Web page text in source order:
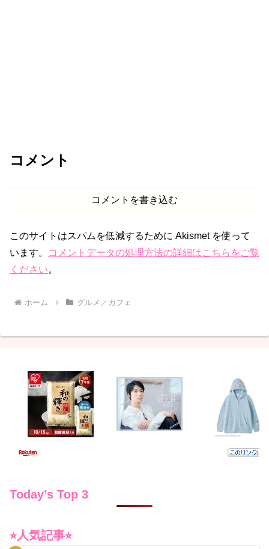
コメント
コメントを書き込む
このサイトはスパムを低減するために Akismet を使って
います。
コメントデータの処理方法の詳細はこちらをご覧
ください。
ホーム グルメ／カフェ
Today’s Top 3
⭐︎人気記事⭐︎